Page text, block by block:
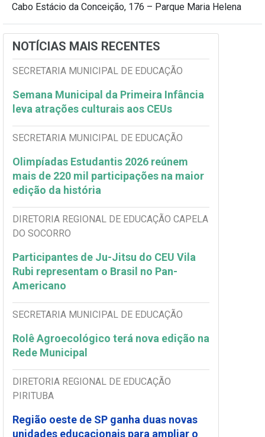
Cabo Estácio da Conceição, 176 – Parque Maria Helena
NOTÍCIAS MAIS RECENTES
SECRETARIA MUNICIPAL DE EDUCAÇÃO
Semana Municipal da Primeira Infância
leva atrações culturais aos CEUs
SECRETARIA MUNICIPAL DE EDUCAÇÃO
Olimpíadas Estudantis 2026 reúnem
mais de 220 mil participações na maior
edição da história
DIRETORIA REGIONAL DE EDUCAÇÃO CAPELA
DO SOCORRO
Participantes de Ju-Jitsu do CEU Vila
Rubi representam o Brasil no Pan-
Americano
SECRETARIA MUNICIPAL DE EDUCAÇÃO
Rolê Agroecológico terá nova edição na
Rede Municipal
DIRETORIA REGIONAL DE EDUCAÇÃO
PIRITUBA
Região oeste de SP ganha duas novas
unidades educacionais para ampliar o